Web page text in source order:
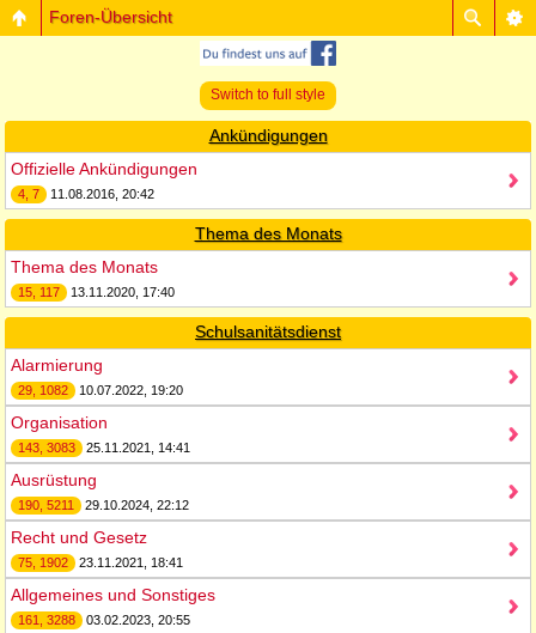
Foren-Übersicht
Switch to full style
Ankündigungen
Offizielle Ankündigungen
4, 7 11.08.2016, 20:42
Thema des Monats
Thema des Monats
15, 117 13.11.2020, 17:40
Schulsanitätsdienst
Alarmierung
29, 1082 10.07.2022, 19:20
Organisation
143, 3083 25.11.2021, 14:41
Ausrüstung
190, 5211 29.10.2024, 22:12
Recht und Gesetz
75, 1902 23.11.2021, 18:41
Allgemeines und Sonstiges
161, 3288 03.02.2023, 20:55